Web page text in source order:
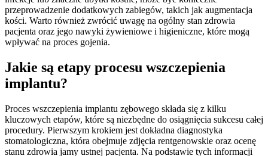
przeprowadzenie dodatkowych zabiegów, takich jak augmentacja
kości. Warto również zwrócić uwagę na ogólny stan zdrowia
pacjenta oraz jego nawyki żywieniowe i higieniczne, które mogą
wpływać na proces gojenia.
Jakie są etapy procesu wszczepienia
implantu?
Proces wszczepienia implantu zębowego składa się z kilku
kluczowych etapów, które są niezbędne do osiągnięcia sukcesu całej
procedury. Pierwszym krokiem jest dokładna diagnostyka
stomatologiczna, która obejmuje zdjęcia rentgenowskie oraz ocenę
stanu zdrowia jamy ustnej pacjenta. Na podstawie tych informacji